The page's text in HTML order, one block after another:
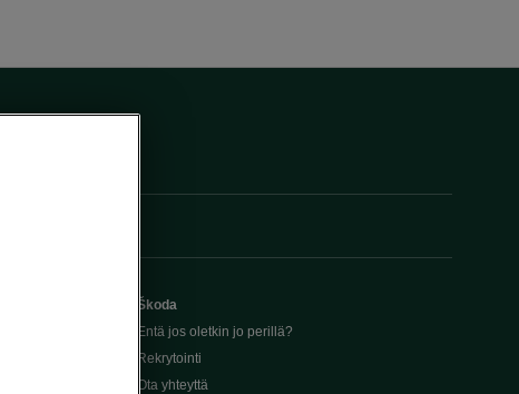
Škoda
Entä jos oletkin jo perillä?
Rekrytointi
Ota yhteyttä